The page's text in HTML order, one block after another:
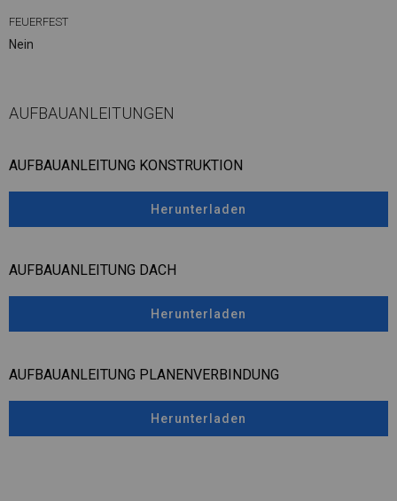
FEUERFEST
Nein
AUFBAUANLEITUNGEN
AUFBAUANLEITUNG KONSTRUKTION
Herunterladen
AUFBAUANLEITUNG DACH
Herunterladen
AUFBAUANLEITUNG PLANENVERBINDUNG
Herunterladen